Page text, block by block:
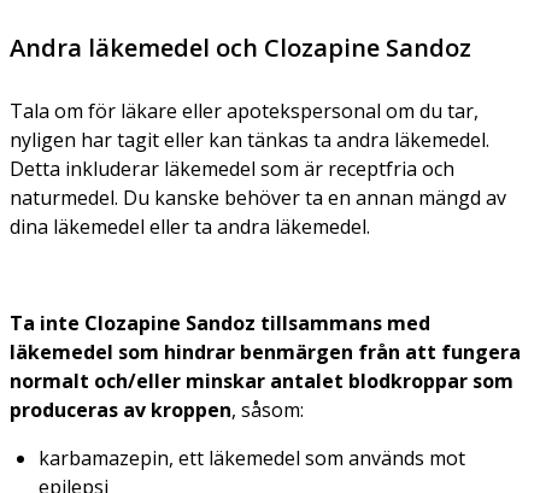
Andra läkemedel och Clozapine Sandoz
Tala om för läkare eller apotekspersonal om du tar,
nyligen har tagit eller kan tänkas ta andra läkemedel.
Detta inkluderar läkemedel som är receptfria och
naturmedel. Du kanske behöver ta en annan mängd av
dina läkemedel eller ta andra läkemedel.
Ta inte Clozapine Sandoz tillsammans med
läkemedel som hindrar benmärgen från att fungera
normalt och/eller minskar antalet blodkroppar som
produceras av kroppen, såsom:
karbamazepin, ett läkemedel som används mot
epilepsi